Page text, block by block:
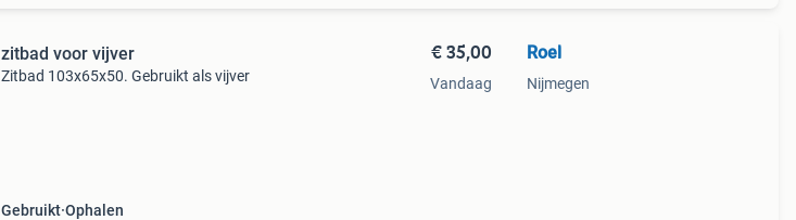
zitbad voor vijver
Zitbad 103x65x50. Gebruikt als vijver
Gebruikt Ophalen
€ 35,00
Vandaag
Roel
Nijmegen